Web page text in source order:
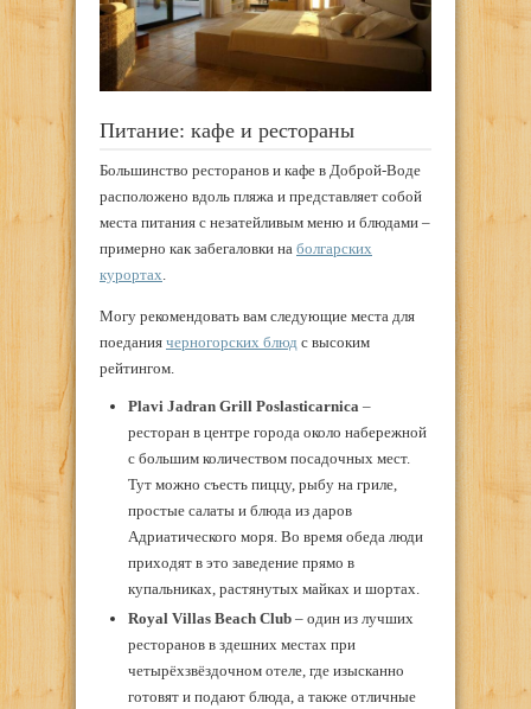
Питание: кафе и рестораны
Большинство ресторанов и кафе в Доброй-Воде
расположено вдоль пляжа и представляет собой
места питания с незатейливым меню и блюдами –
примерно как забегаловки на болгарских
курортах
Могу рекомендовать вам следующие места для
поедания черногорских блюд с высоким
рейтингом.
Plavi Jadran Grill Poslasticarnica–
ресторан в центре города около набережной
с большим количеством посадочных мест.
Тут можно съесть пиццу, рыбу на гриле,
простые салаты и блюда из даров
Адриатического моря. Во время обеда люди
приходят в это заведение прямо в
купальниках, растянутых майках и шортах.
Royal Villas Beach Club– один из лучших
ресторанов в здешних местах при
четырёхзвёздочном отеле, где изысканно
готовят и подают блюда, а также отличные